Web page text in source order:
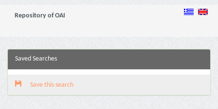
Repository of OAI
Saved Searches
Save this search